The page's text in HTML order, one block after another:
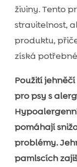
živiny. Tento
stravitelnost,
produktu,
získá
Použití
pro psy s
pomáhají
problémy.
pamlscích